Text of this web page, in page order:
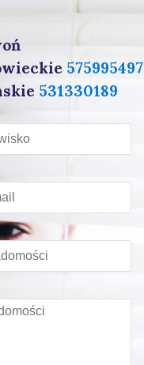
575995497
531330189